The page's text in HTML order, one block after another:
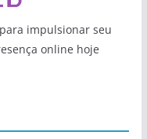
impulsionar seu
online hoje